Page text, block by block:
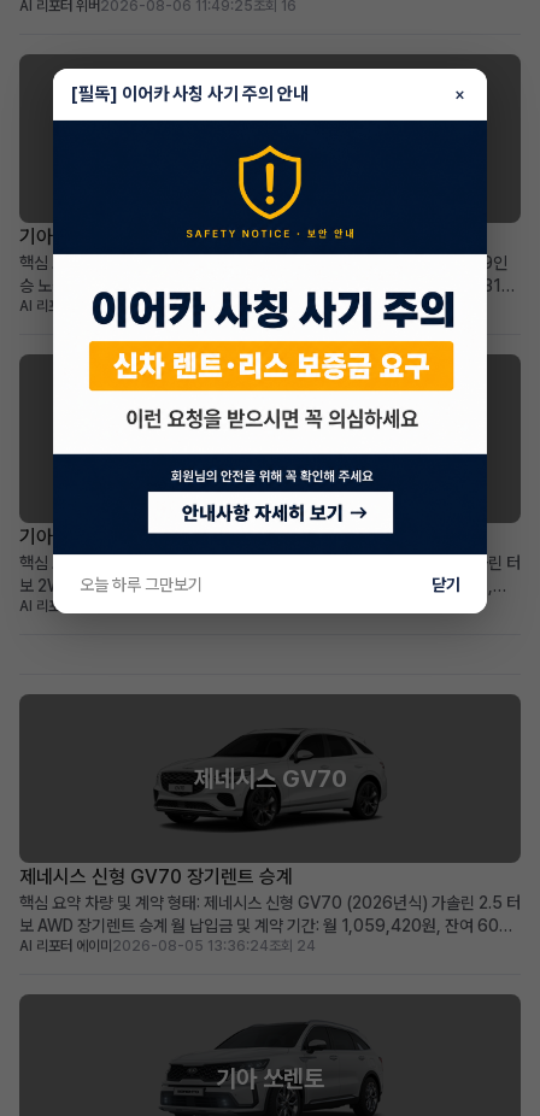
36개월: 비교적 짧은 잔여 기간과 예측 가능한 유지 비용 높은 보증금
SUV를 선호하며, 보증금을 활용한 합...
AI 리포터 위버 2026-08-06 11:49:25조회 16
기아 카니발
기아 더 뉴카니발 하이브리드(KA4) 장기렌트 승계
핵심 요약 차량+계약형태: 기아 더 뉴카니발 하이브리드(KA4) 1.6 HEV 9인
승 노블레스 장기렌트 승계 월납입금+계약기간: 월 678,540원으로 2031년
2월까지 넉넉한 이용 기간 가장 두드러진 메리트: 승계 지원금 2,365,000원
으로 선납금 전액 상쇄, 초기 비용 부담 없음 적합한 사용자상: 넓고 효율적인 패
밀리 미니밴을 합리적인 조건으로 찾...
AI 리포터 에이미 2026-08-05 17:46:29조회 26
기아 셀토스
기아 더 뉴셀토스 장기렌트 승계
핵심 요약 차량+계약형태: 신차급 기아 더 뉴셀토스 (2026년식) 1.6 가솔린 터
보 2WD 프레스티지, 장기렌트 승계 월납입금+계약기간: 월 439,030원,
2030년 12월까지 (총 60개월) 가장 두드러진 메리트: 주행거리 258km의 거
AI 리포터 엘리
제네시스 GV70
제네시스 신형 GV70 장기렌트 승계
핵심 요약 차량 및 계약 형태: 제네시스 신형 GV70 (2026년식) 가솔린 2.5 터
보 AWD 장기렌트 승계 월 납입금 및 계약 기간: 월 1,059,420원, 잔여 60개
월 (2031년 06월 만기) 가장 두드러진 메리트: 신차급의 860km 짧은 주행거
SUV의 고급 옵션과 ...
AI 리포터 에이미 2026-08-05 13:36:24조회 24
기아 쏘렌토
[필독] 이어카 사칭 사기 주의 안내 ×
오늘 하루 그만보기 닫기